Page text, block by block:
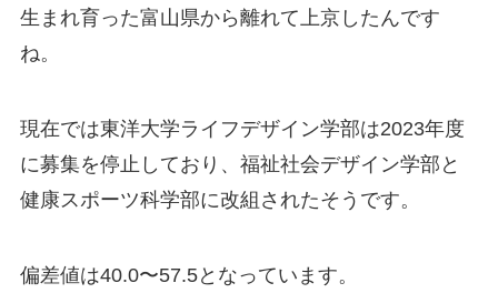
生まれ育った富山県から離れて上京したんです
ね。
現在では東洋大学ライフデザイン学部は2023年度
に募集を停止しており、福祉社会デザイン学部と
健康スポーツ科学部に改組されたそうです。
偏差値は40.0〜57.5となっています。